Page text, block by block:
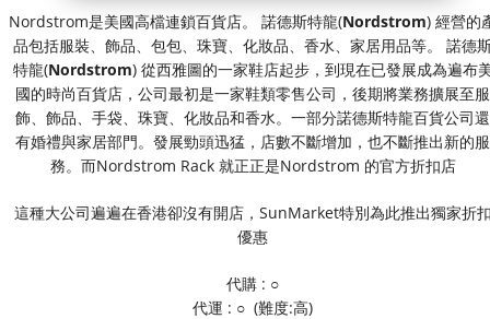
Nordstrom是美國高檔連鎖百貨店。 諾德斯特龍(Nordstrom) 經營的
品包括服裝、飾品、包包、珠寶、化妝品、香水、家居用品等。 諾德
特龍(Nordstrom) 從西雅圖的一家鞋店起步，到現在已發展成為遍布
國的時尚百貨店，公司最初是一家鞋類零售公司，後期將業務擴展至服
飾、飾品、手袋、珠寶、化妝品和香水。一部分諾德斯特龍百貨公司還
有婚禮與家居部門。發展勁頭迅猛，店數不斷增加，也不斷推出新的服
務。而Nordstrom Rack 就正正是Nordstrom 的官方折扣店
這種大公司遍遍在香港卻沒有開店，SunMarket特別為此推出獨家折
優惠
代購 : ○
代運 : ○ (難度:高)